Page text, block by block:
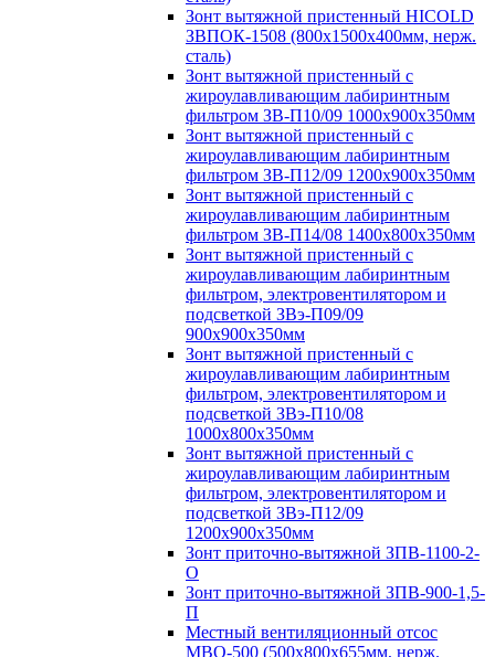
Зонт вытяжной пристенный HICOLD
ЗВПОК-1508 (800х1500х400мм, нерж.
сталь)
Зонт вытяжной пристенный с
жироулавливающим лабиринтным
фильтром ЗВ-П10/09 1000х900х350мм
Зонт вытяжной пристенный с
жироулавливающим лабиринтным
фильтром ЗВ-П12/09 1200х900х350мм
Зонт вытяжной пристенный с
жироулавливающим лабиринтным
фильтром ЗВ-П14/08 1400х800х350мм
Зонт вытяжной пристенный с
жироулавливающим лабиринтным
фильтром, электровентилятором и
подсветкой ЗВэ-П09/09
900х900х350мм
Зонт вытяжной пристенный с
жироулавливающим лабиринтным
фильтром, электровентилятором и
подсветкой ЗВэ-П10/08
1000х800х350мм
Зонт вытяжной пристенный с
жироулавливающим лабиринтным
фильтром, электровентилятором и
подсветкой ЗВэ-П12/09
1200х900х350мм
Зонт приточно-вытяжной ЗПВ-1100-2-
О
Зонт приточно-вытяжной ЗПВ-900-1,5-
П
Местный вентиляционный отсос
МВО-500 (500х800х655мм, нерж.